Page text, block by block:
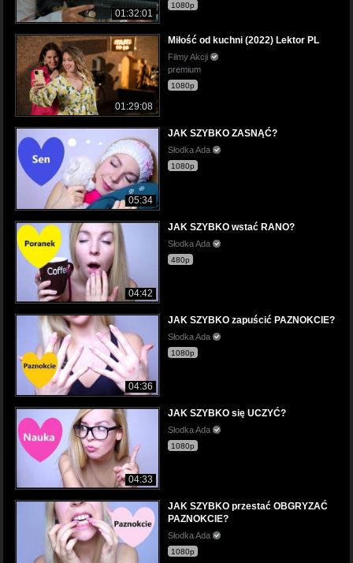
01:32:01
1080p
01:29:08
Miłość od kuchni (2022) Lektor PL
Filmy Akcji
premium
1080p
05:34
JAK SZYBKO ZASNĄĆ?
Słodka Ada
1080p
04:42
JAK SZYBKO wstać RANO?
Słodka Ada
480p
04:36
JAK SZYBKO zapuścić PAZNOKCIE?
Słodka Ada
1080p
04:33
JAK SZYBKO się UCZYĆ?
Słodka Ada
1080p
JAK SZYBKO przestać OBGRYZAĆ
PAZNOKCIE?
Słodka Ada
1080p